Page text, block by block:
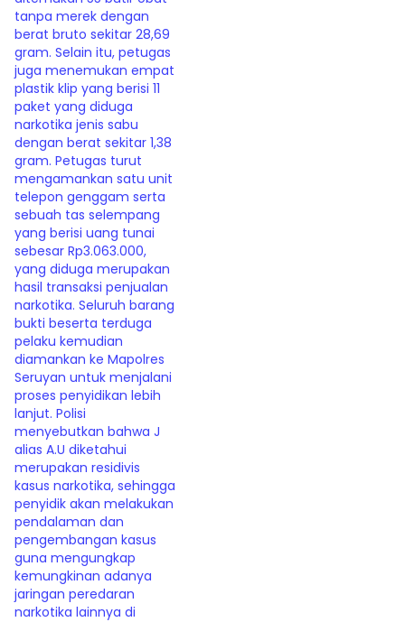
tanpa merek dengan
berat bruto sekitar 28,69
gram. Selain itu, petugas
juga menemukan empat
plastik klip yang berisi 11
paket yang diduga
narkotika jenis sabu
dengan berat sekitar 1,38
gram. Petugas turut
mengamankan satu unit
telepon genggam serta
sebuah tas selempang
yang berisi uang tunai
sebesar Rp3.063.000,
yang diduga merupakan
hasil transaksi penjualan
narkotika. Seluruh barang
bukti beserta terduga
pelaku kemudian
diamankan ke Mapolres
Seruyan untuk menjalani
proses penyidikan lebih
lanjut. Polisi
menyebutkan bahwa J
alias A.U diketahui
merupakan residivis
kasus narkotika, sehingga
penyidik akan melakukan
pendalaman dan
pengembangan kasus
guna mengungkap
kemungkinan adanya
jaringan peredaran
narkotika lainnya di